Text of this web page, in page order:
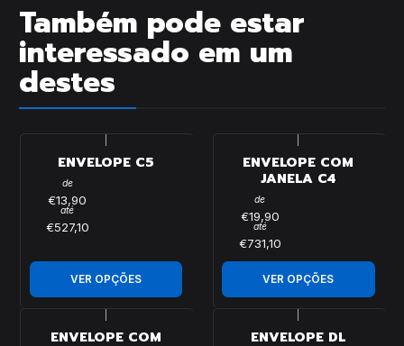
Também pode estar
interessado em um
destes
ENVELOPE C5
de
€13,90
até
€527,10
VER OPÇÕES
ENVELOPE COM
JANELA C4
de
€19,90
até
€731,10
VER OPÇÕES
ENVELOPE COM
ENVELOPE DL